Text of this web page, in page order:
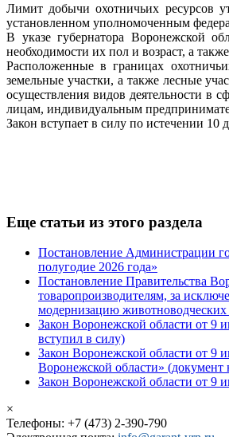
Лимит добычи охотничьих ресурсов
установленном уполномоченным
В указе губернатора Воронежской
необходимости их пол и возраст, а
Расположенные в границах
земельные участки, а также лесные
осуществления видов деятельности в
лицам, индивидуальным
Закон вступает в силу по истечении 10
Еще статьи из этого раздела
Постановление Администрации
полугодие 2026 года»
Постановление Правительства
товаропроизводителям, за
модернизацию
Закон Воронежской области от 9
вступил в силу)
Закон Воронежской области от 9
Воронежской области» (документ
Закон Воронежской области от 9
×
Телефоны: +7 (473) 2-390-790